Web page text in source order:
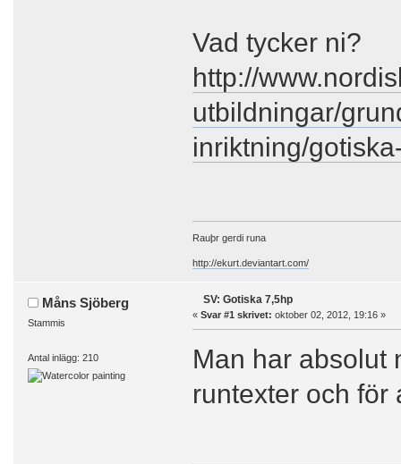
Vad tycker ni?
http://
utbildningar/
inriktning/
Rauþr gerdi runa
http://ekurt.deviantart.com/
Måns Sjöberg
Stammis
Antal inlägg: 210
SV: Gotiska 7,5hp
« Svar #1 skrivet: oktober 02, 2012, 19:16 »
Man har absolut
runtexter och för